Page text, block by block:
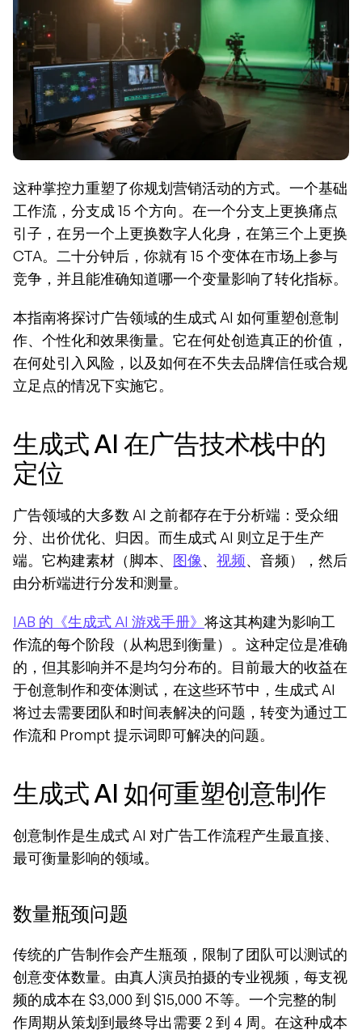
这种掌控力重塑了你规划营销活动的方式。一个基础
工作流，分支成 15 个方向。在一个分支上更换痛点
引子，在另一个上更换数字人化身，在第三个上更换
CTA。二十分钟后，你就有 15 个变体在市场上参与
竞争，并且能准确知道哪一个变量影响了转化指标。
本指南将探讨广告领域的生成式 AI 如何重塑创意制
作、个性化和效果衡量。它在何处创造真正的价值，
在何处引入风险，以及如何在不失去品牌信任或合规
立足点的情况下实施它。
生成式 AI 在广告技术栈中的
定位
广告领域的大多数 AI 之前都存在于分析端：受众细
分、出价优化、归因。而生成式 AI 则立足于生产
端。它构建素材（脚本、 图像、 视频、音频），然后
由分析端进行分发和测量。
IAB 的《生成式 AI 游戏手册》 将这其构建为影响工
作流的每个阶段（从构思到衡量）。这种定位是准确
的，但其影响并不是均匀分布的。目前最大的收益在
于创意制作和变体测试，在这些环节中，生成式 AI
将过去需要团队和时间表解决的问题，转变为通过工
作流和 Prompt 提示词即可解决的问题。
生成式 AI 如何重塑创意制作
创意制作是生成式 AI 对广告工作流程产生最直接、
最可衡量影响的领域。
数量瓶颈问题
传统的广告制作会产生瓶颈，限制了团队可以测试的
创意变体数量。由真人演员拍摄的专业视频，每支视
频的成本在 $3,000 到 $15,000 不等。一个完整的制
作周期从策划到最终导出需要 2 到 4 周。在这种成本